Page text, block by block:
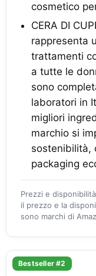
cosmetico
CERA DI
rappresenta
trattamenti
a tutte le
sono
laboratori in
migliori
marchio si
sostenibilità,
packaging
Prezzi e
il prezzo e la
sono marchi di
Bestseller #2